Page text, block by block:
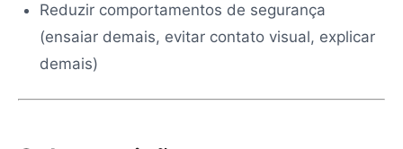
Reduzir comportamentos de segurança
(ensaiar demais, evitar contato visual, explicar
demais)